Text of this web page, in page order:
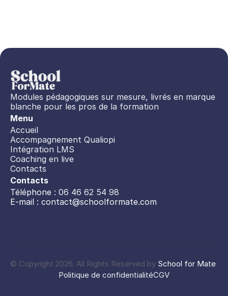
Modules pédagogiques sur mesure, livrés en marque
blanche pour les pros de la formation
Menu
Accueil
Accompagnement Qualiopi
Intégration LMS
Coaching en live
Contacts
Contacts
Téléphone : 06 46 62 54 98
E-mail : contact@schoolformate.com
© Copyright 2026. All Rights Reserved by School for Mate
Politique de confidentialitéCGV